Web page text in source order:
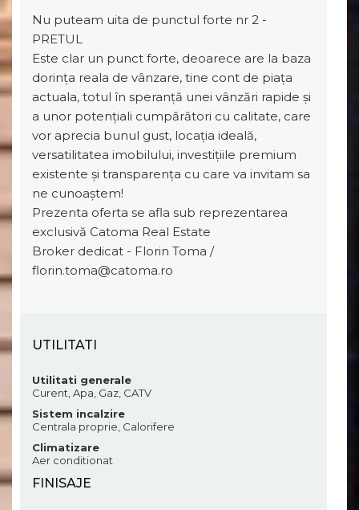
Nu puteam uita de punctul forte nr 2 -
PRETUL
Este clar un punct forte, deoarece are la baza
dorința reala de vânzare, tine cont de piața
actuala, totul în speranță unei vânzări rapide și
a unor potențiali cumpărători cu calitate, care
vor aprecia bunul gust, locația ideală,
versatilitatea imobilului, investițiile premium
existente și transparența cu care va invitam sa
ne cunoaștem!
Prezenta oferta se afla sub reprezentarea
exclusivă Catoma Real Estate
Broker dedicat - Florin Toma /
florin.toma@catoma.ro
UTILITATI
Utilitati generale
Curent, Apa, Gaz, CATV
Sistem incalzire
Centrala proprie, Calorifere
Climatizare
Aer conditionat
FINISAJE